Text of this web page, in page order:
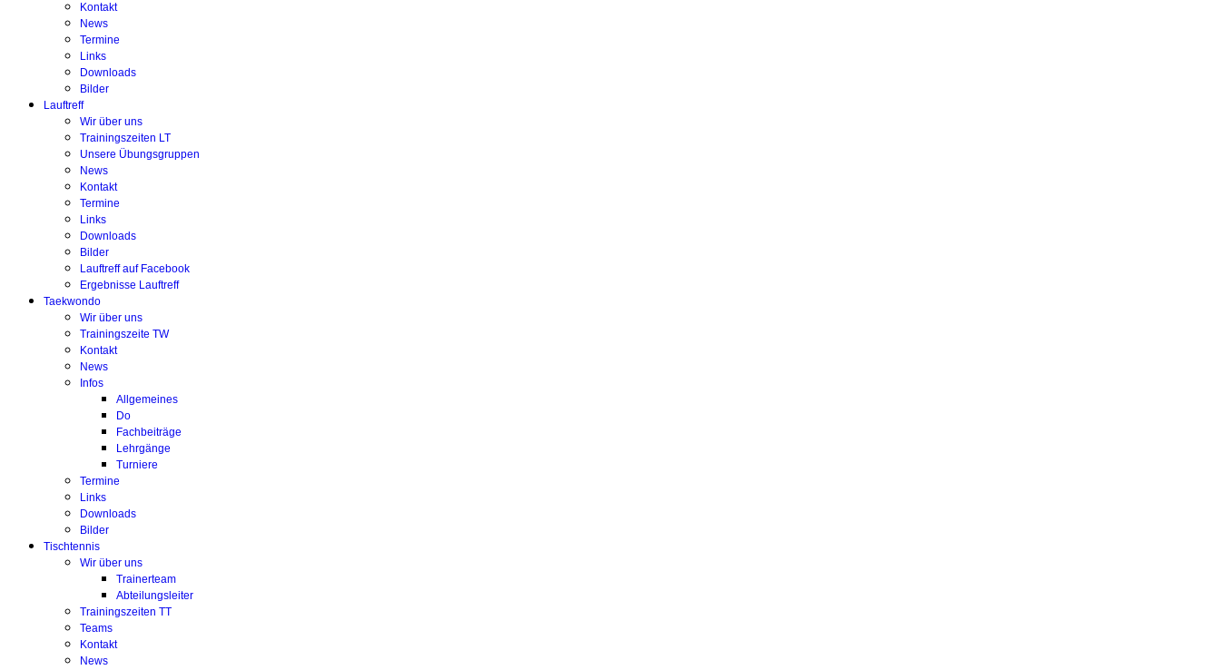
Kontakt
News
Termine
Links
Downloads
Bilder
Lauftreff
Wir über uns
Trainingszeiten LT
Unsere Übungsgruppen
News
Kontakt
Termine
Links
Downloads
Bilder
Lauftreff auf Facebook
Ergebnisse Lauftreff
Taekwondo
Wir über uns
Trainingszeite TW
Kontakt
News
Infos
Allgemeines
Do
Fachbeiträge
Lehrgänge
Turniere
Termine
Links
Downloads
Bilder
Tischtennis
Wir über uns
Trainerteam
Abteilungsleiter
Trainingszeiten TT
Teams
Kontakt
News